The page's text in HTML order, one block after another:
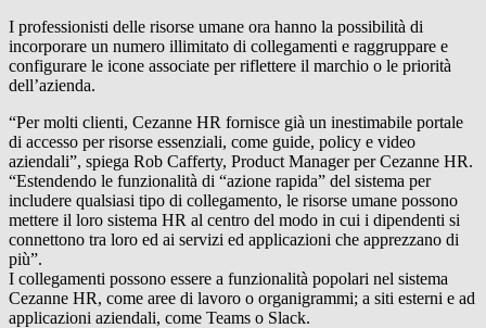
I professionisti delle risorse umane ora hanno la possibilità di
incorporare un numero illimitato di collegamenti e raggruppare e
configurare le icone associate per riflettere il marchio o le priorità
dell’azienda.
“Per molti clienti, Cezanne HR fornisce già un inestimabile portale
di accesso per risorse essenziali, come guide, policy e video
aziendali”, spiega Rob Cafferty, Product Manager per Cezanne HR.
“Estendendo le funzionalità di “azione rapida” del sistema per
includere qualsiasi tipo di collegamento, le risorse umane possono
mettere il loro sistema HR al centro del modo in cui i dipendenti si
connettono tra loro ed ai servizi ed applicazioni che apprezzano di
più”.
I collegamenti possono essere a funzionalità popolari nel sistema
Cezanne HR, come aree di lavoro o organigrammi; a siti esterni e ad
applicazioni aziendali, come Teams o Slack.